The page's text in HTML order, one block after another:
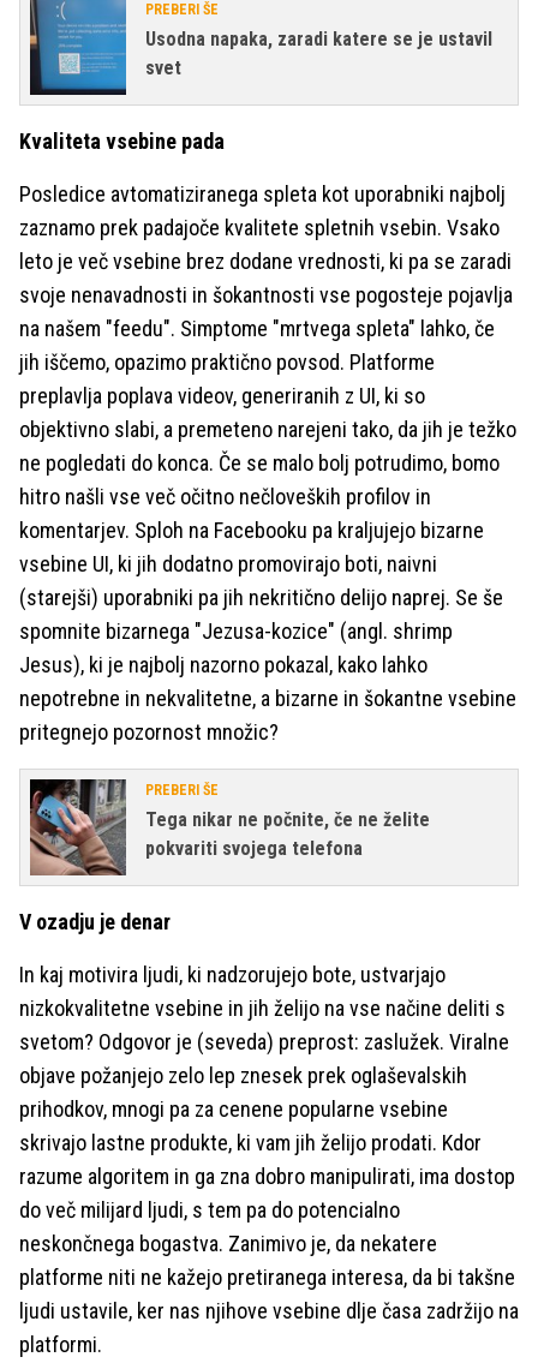
PREBERI ŠE
Usodna napaka, zaradi katere se je ustavil
svet
Kvaliteta vsebine pada
Posledice avtomatiziranega spleta kot uporabniki najbolj
zaznamo prek padajoče kvalitete spletnih vsebin. Vsako
leto je več vsebine brez dodane vrednosti, ki pa se zaradi
svoje nenavadnosti in šokantnosti vse pogosteje pojavlja
na našem "feedu". Simptome "mrtvega spleta" lahko, če
jih iščemo, opazimo praktično povsod. Platforme
preplavlja poplava videov, generiranih z UI, ki so
objektivno slabi, a premeteno narejeni tako, da jih je težko
ne pogledati do konca. Če se malo bolj potrudimo, bomo
hitro našli vse več očitno nečloveških profilov in
komentarjev. Sploh na Facebooku pa kraljujejo bizarne
vsebine UI, ki jih dodatno promovirajo boti, naivni
(starejši) uporabniki pa jih nekritično delijo naprej. Se še
spomnite bizarnega "Jezusa-kozice" (angl. shrimp
Jesus), ki je najbolj nazorno pokazal, kako lahko
nepotrebne in nekvalitetne, a bizarne in šokantne vsebine
pritegnejo pozornost množic?
PREBERI ŠE
Tega nikar ne počnite, če ne želite
pokvariti svojega telefona
V ozadju je denar
In kaj motivira ljudi, ki nadzorujejo bote, ustvarjajo
nizkokvalitetne vsebine in jih želijo na vse načine deliti s
svetom? Odgovor je (seveda) preprost: zaslužek. Viralne
objave požanjejo zelo lep znesek prek oglaševalskih
prihodkov, mnogi pa za cenene popularne vsebine
skrivajo lastne produkte, ki vam jih želijo prodati. Kdor
razume algoritem in ga zna dobro manipulirati, ima dostop
do več milijard ljudi, s tem pa do potencialno
neskončnega bogastva. Zanimivo je, da nekatere
platforme niti ne kažejo pretiranega interesa, da bi takšne
ljudi ustavile, ker nas njihove vsebine dlje časa zadržijo na
platformi.